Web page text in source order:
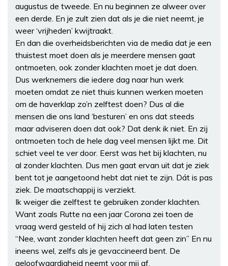
augustus de tweede. En nu beginnen ze alweer over
een derde. En je zult zien dat als je die niet neemt, je
weer ‘vrijheden’ kwijtraakt.
En dan die overheidsberichten via de media dat je een
thuistest moet doen als je meerdere mensen gaat
ontmoeten, ook zonder klachten moet je dat doen.
Dus werknemers die iedere dag naar hun werk
moeten omdat ze niet thuis kunnen werken moeten
om de haverklap zo’n zelftest doen? Dus al die
mensen die ons land ‘besturen’ en ons dat steeds
maar adviseren doen dat ook? Dat denk ik niet. En zij
ontmoeten toch de hele dag veel mensen lijkt me. Dit
schiet veel te ver door. Eerst was het bij klachten, nu
al zonder klachten. Dus men gaat ervan uit dat je ziek
bent tot je aangetoond hebt dat niet te zijn. Dát is pas
ziek. De maatschappij is verziekt.
Ik weiger die zelftest te gebruiken zonder klachten.
Want zoals Rutte na een jaar Corona zei toen de
vraag werd gesteld of hij zich al had laten testen
“Nee, want zonder klachten heeft dat geen zin” En nu
ineens wel, zelfs als je gevaccineerd bent. De
geloofwaardigheid neemt voor mij af.